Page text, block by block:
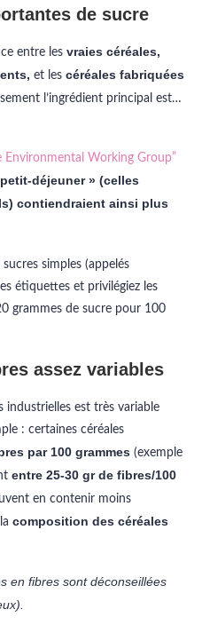
de sucre
entre les vraies céréales,
et les céréales fabriquées
l’ingrédient principal est…
Environmental Working Group”
déjeuner » (celles
contiendraient ainsi plus
simples (appelés
étiquettes et privilégiez les
grammes de sucre pour 100
assez variables
industrielles est très variable
: certaines céréales
par 100 grammes (exemple
entre 25-30 gr de fibres/100
en contenir moins
composition des céréales
en fibres sont déconseillées